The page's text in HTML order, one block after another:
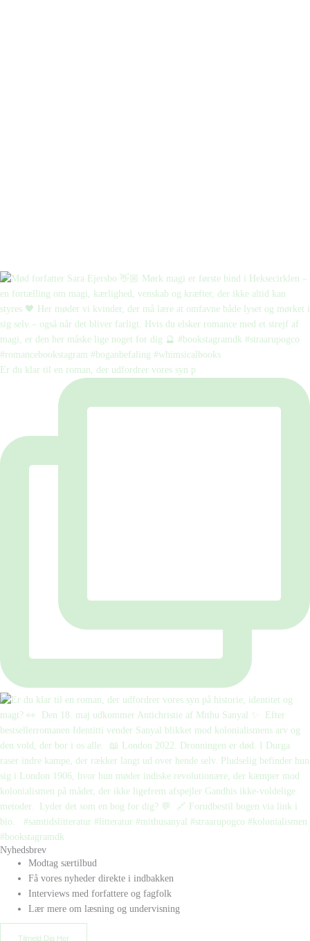
Er du klar til en roman, der udfordrer vores syn p
Nyhedsbrev
Modtag særtilbud
Få vores nyheder direkte i indbakken
Interviews med forfattere og fagfolk
Lær mere om læsning og undervisning
Tilmeld Dig Her